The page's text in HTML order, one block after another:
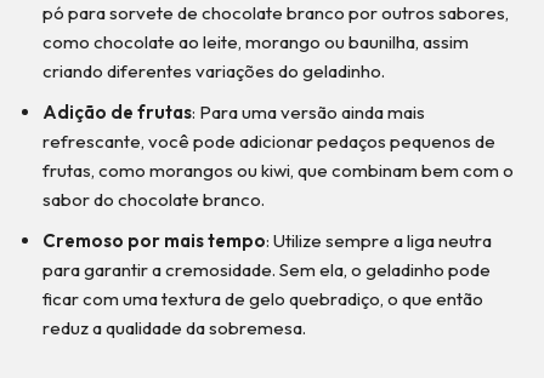
pó para sorvete de chocolate branco por outros sabores,
como chocolate ao leite, morango ou baunilha, assim
criando diferentes variações do geladinho.
Adição de frutas: Para uma versão ainda mais
refrescante, você pode adicionar pedaços pequenos de
frutas, como morangos ou kiwi, que combinam bem com o
sabor do chocolate branco.
Cremoso por mais tempo: Utilize sempre a liga neutra
para garantir a cremosidade. Sem ela, o geladinho pode
ficar com uma textura de gelo quebradiço, o que então
reduz a qualidade da sobremesa.